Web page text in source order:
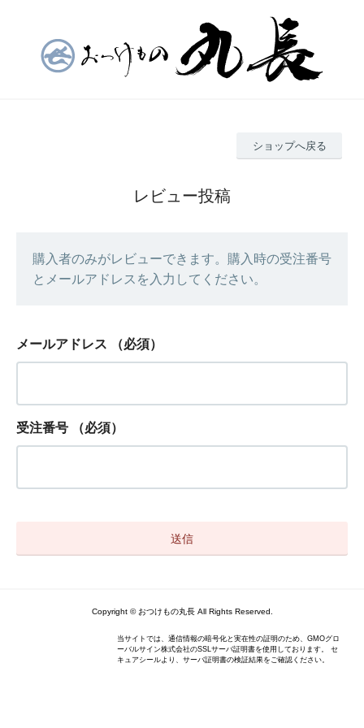
ショップへ戻る
レビュー投稿
購入者のみがレビューできます。購入時の受注番号
とメールアドレスを入力してください。
メールアドレス （必須）
受注番号 （必須）
Copyright © おつけもの丸長 All Rights Reserved.
当サイトでは、通信情報の暗号化と実在性の証明のため、GMOグロ
ーバルサイン株式会社のSSLサーバ証明書を使用しております。 セ
キュアシールより、サーバ証明書の検証結果をご確認ください。